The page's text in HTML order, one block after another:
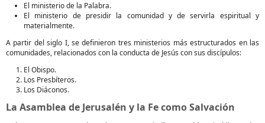
El ministerio de la Palabra.
El ministerio de presidir la comunidad y de servirla espiritual y
materialmente.
A partir del siglo I, se definieron tres ministerios más estructurados en las
comunidades, relacionados con la conducta de Jesús con sus discípulos:
El Obispo.
Los Presbíteros.
Los Diáconos.
La Asamblea de Jerusalén y la Fe como Salvación